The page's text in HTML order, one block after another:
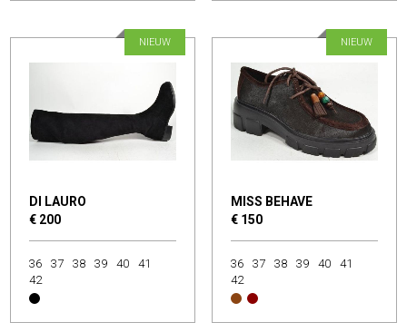
DI LAURO
€ 200
NIEUW
36 37 38 39 40
41
42
MISS BEHAVE
€ 150
NIEUW
36 37 38 39 40
41
42